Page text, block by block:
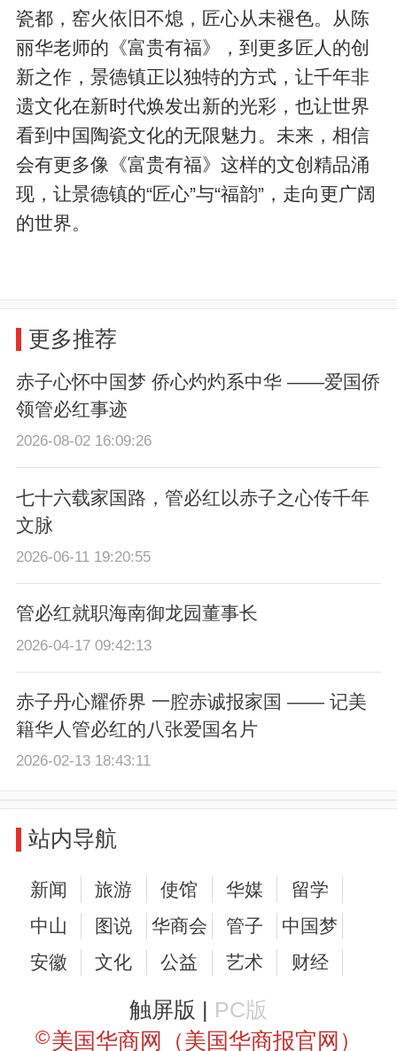
瓷都，窑火依旧不熄，匠心从未褪色。从陈
丽华老师的《富贵有福》，到更多匠人的创
新之作，景德镇正以独特的方式，让千年非
遗文化在新时代焕发出新的光彩，也让世界
看到中国陶瓷文化的无限魅力。未来，相信
会有更多像《富贵有福》这样的文创精品涌
现，让景德镇的“匠心”与“福韵”，走向更广阔
的世界。
更多推荐
赤子心怀中国梦 侨心灼灼系中华 ——爱国侨
领管必红事迹
2026-08-02 16:09:26
七十六载家国路，管必红以赤子之心传千年
文脉
2026-06-11 19:20:55
管必红就职海南御龙园董事长
2026-04-17 09:42:13
赤子丹心耀侨界 一腔赤诚报家国 —— 记美
籍华人管必红的八张爱国名片
2026-02-13 18:43:11
站内导航
新闻 旅游 使馆 华媒
留学
中山
图说 华商会 管子
中国梦
安徽
文化 公益 艺术 财经
触屏版 | PC版
©美国华商网（美国华商报官网）